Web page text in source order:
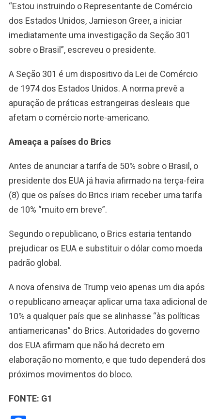
“Estou instruindo o Representante de Comércio
dos Estados Unidos, Jamieson Greer, a iniciar
imediatamente uma investigação da Seção 301
sobre o Brasil”, escreveu o presidente.
A Seção 301 é um dispositivo da Lei de Comércio
de 1974 dos Estados Unidos. A norma prevê a
apuração de práticas estrangeiras desleais que
afetam o comércio norte-americano.
Ameaça a países do Brics
Antes de anunciar a tarifa de 50% sobre o Brasil, o
presidente dos EUA já havia afirmado na terça-feira
(8) que os países do Brics iriam receber uma tarifa
de 10% “muito em breve”.
Segundo o republicano, o Brics estaria tentando
prejudicar os EUA e substituir o dólar como moeda
padrão global.
A nova ofensiva de Trump veio apenas um dia após
o republicano ameaçar aplicar uma taxa adicional de
10% a qualquer país que se alinhasse “às políticas
antiamericanas” do Brics. Autoridades do governo
dos EUA afirmam que não há decreto em
elaboração no momento, e que tudo dependerá dos
próximos movimentos do bloco.
FONTE: G1